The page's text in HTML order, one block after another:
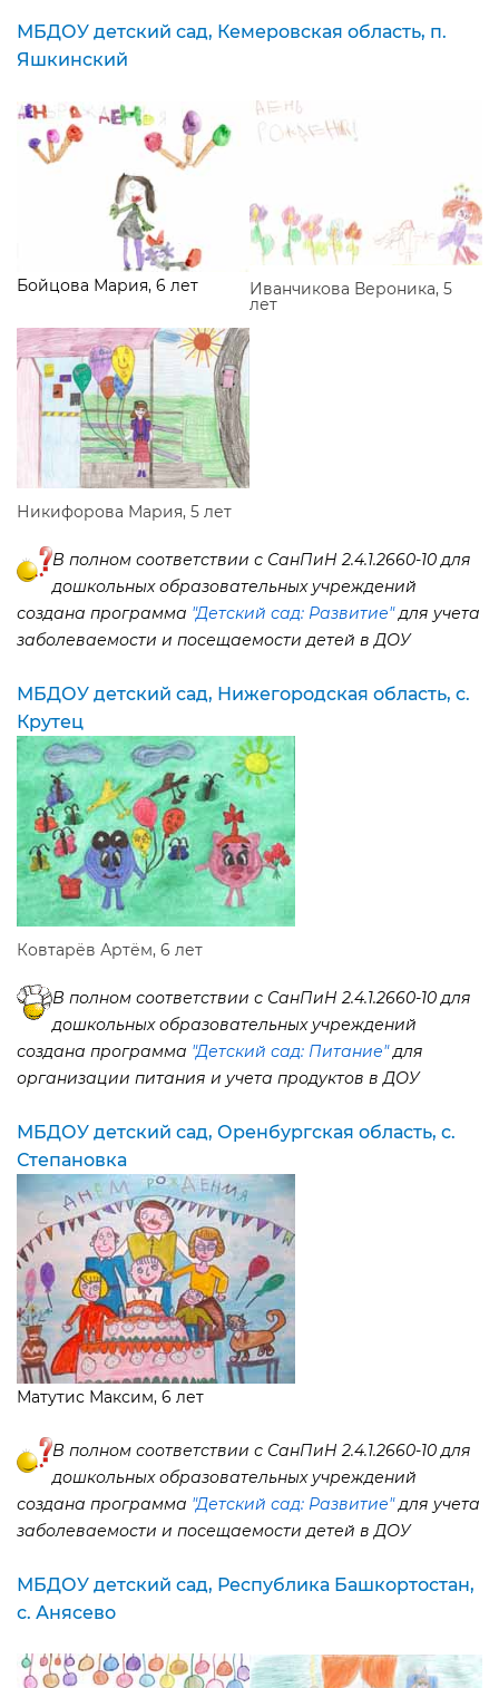
МБДОУ детский сад, Кемеровская область, п.
Яшкинский
Бойцова Мария, 6 лет Иванчикова Вероника, 5
лет
Никифорова Мария, 5 лет
полном соответствии с СанПиН 2.4.1.2660-10 для
дошкольных образовательных учреждений
создана программа "Детский сад: Развитие"для учета
заболеваемости и посещаемости детей в ДОУ
МБДОУ детский сад, Нижегородская область, с.
Крутец
Ковтарёв Артём, 6 лет
полном соответствии с СанПиН 2.4.1.2660-10 для
дошкольных образовательных учреждений
создана программа "Детский сад: Питание"для
организации питания и учета продуктов в ДОУ
МБДОУ детский сад, Оренбургская область, с.
Степановка
Матутис Максим, 6 лет
полном соответствии с СанПиН 2.4.1.2660-10 для
дошкольных образовательных учреждений
создана программа "Детский сад: Развитие"для учета
заболеваемости и посещаемости детей в ДОУ
МБДОУ детский сад, Республика Башкортостан,
с. Анясево